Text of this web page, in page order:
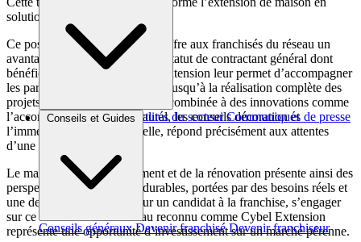
Brèves et actus Actualités du secteur Communiqués de presse
Conseils et Guides
Conseils généraux Devenir franchisé Devenir franchiseur
solution durable et patrimoniale.
Ce positionnement stratégique offre aux franchisés du réseau un
avantage compétitif majeur. Le statut de contractant général dont
bénéficient les agences Cybel Extension leur permet d’accompagner
les particuliers de la conception jusqu’à la réalisation complète des
projets. Cette expertise globale, combinée à des innovations comme
l’accompagnement architectural, les conseils décoration et
l’immersion en réalité virtuelle, répond précisément aux attentes
d’une clientèle exigeante.
Le marché de l’agrandissement et de la rénovation présente ainsi des
perspectives de croissance durables, portées par des besoins réels et
une demande soutenue. Pour un candidat à la franchise, s’engager
sur ce secteur avec un réseau reconnu comme Cybel Extension
représente une opportunité d’investissement sur un marché pérenne.